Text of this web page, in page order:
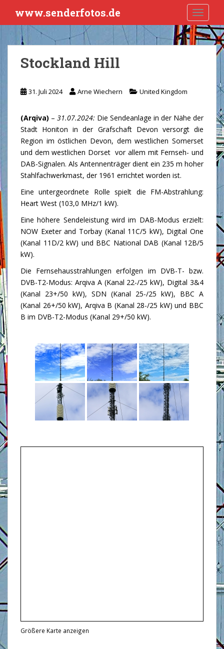
i
t
www.senderfotos.de
Stockland Hill
31. Juli 2024 Arne Wiechern United Kingdom
(Arqiva) – 31.07.2024: Die Sendeanlage in der Nähe der
Stadt Honiton in der Grafschaft Devon versorgt die
Region im östlichen Devon, dem westlichen Somerset
und dem westlichen Dorset vor allem mit Fernseh- und
DAB-Signalen. Als Antennenträger dient ein 235 m hoher
Stahlfachwerkmast, der 1961 errichtet worden ist.
Eine untergeordnete Rolle spielt die FM-Abstrahlung:
Heart West (103,0 MHz/1 kW).
Eine höhere Sendeleistung wird im DAB-Modus erzielt:
NOW Exeter and Torbay (Kanal 11C/5 kW), Digital One
(Kanal 11D/2 kW) und BBC National DAB (Kanal 12B/5
kW).
Die Fernsehausstrahlungen erfolgen im DVB-T- bzw.
DVB-T2-Modus: Arqiva A (Kanal 22-/25 kW), Digital 3&4
(Kanal 23+/50 kW), SDN (Kanal 25-/25 kW), BBC A
(Kanal 26+/50 kW), Arqiva B (Kanal 28-/25 kW) und BBC
B im DVB-T2-Modus (Kanal 29+/50 kW).
Größere Karte anzeigen